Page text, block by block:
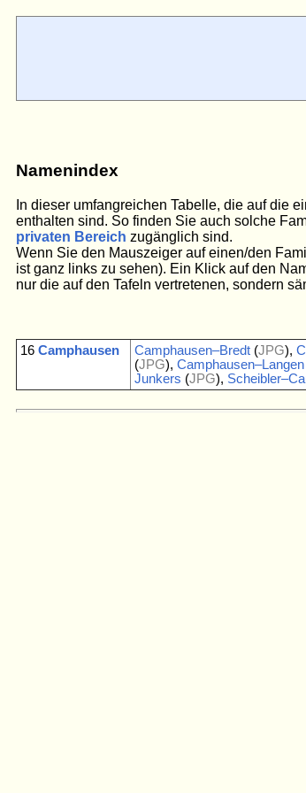
Namenindex
In dieser umfangreichen Tabelle, die auf die
enthalten sind. So finden Sie auch solche
privaten Bereich zugänglich sind.
Wenn Sie den Mauszeiger auf einen/den
ist ganz links zu sehen). Ein Klick auf den
nur die auf den Tafeln vertretenen, sondern
16 Camphausen Camphausen–Bredt (JPG),
(JPG), Camphausen–Langen
Junkers (JPG),